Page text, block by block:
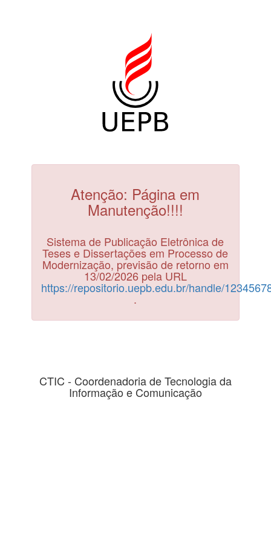
Atenção: Página em
Manutenção!!!!
Sistema de Publicação Eletrônica de
Teses e Dissertações em Processo de
Modernização, previsão de retorno em
13/02/2026 pela URL
https://repositorio.uepb.edu.br/handle/
.
CTIC - Coordenadoria de Tecnologia da
Informação e Comunicação